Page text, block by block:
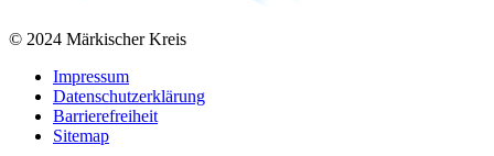
© 2024 Märkischer Kreis
Impressum
Datenschutzerklärung
Barrierefreiheit
Sitemap